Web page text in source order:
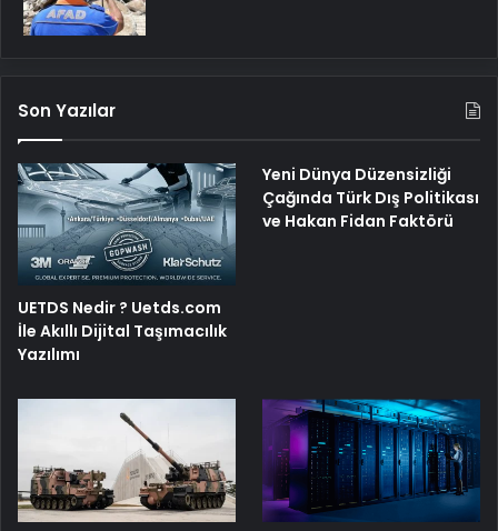
Son Yazılar
UETDS Nedir ? Uetds.com
İle Akıllı Dijital Taşımacılık
Yazılımı
Yeni Dünya Düzensizliği
Çağında Türk Dış Politikası
ve Hakan Fidan Faktörü